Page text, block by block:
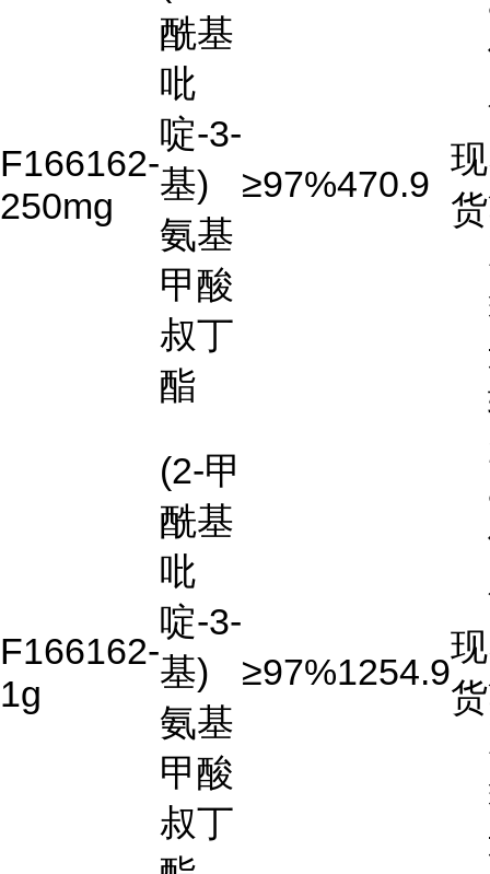
F166162-
250mg
酰基
吡
啶-3-
基)
氨基
甲酸
叔丁
酯
≥97%470.9
现
货
F166162-
1g
(2-甲
酰基
吡
啶-3-
基)
氨基
甲酸
叔丁
≥97%1254.9
现
货